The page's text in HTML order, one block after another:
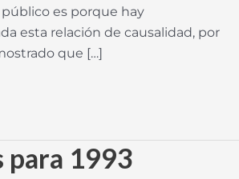
es porque hay
esta relación de causalidad, por
que […]
para 1993